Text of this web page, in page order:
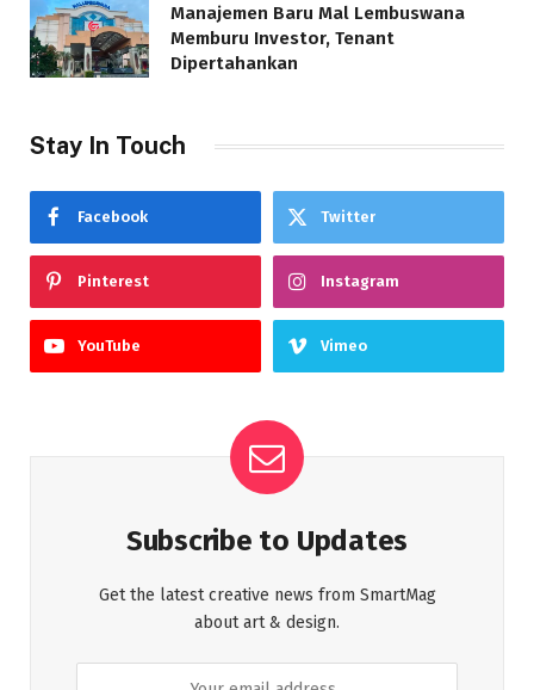
Manajemen Baru Mal Lembuswana
Memburu Investor, Tenant
Dipertahankan
Stay In Touch
Facebook Twitter
Pinterest Instagram
YouTube Vimeo
Subscribe to Updates
Get the latest creative news from SmartMag
about art & design.